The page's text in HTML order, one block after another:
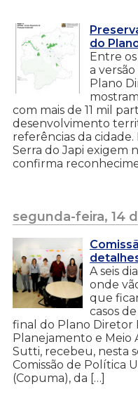
do
Entre
a
Plano
com mais de 11 mil
desenvolvimento
referências da cidade.
Serra do Japi exigem
confirma
segunda-feira, 14
A seis
onde
que
casos
final do Plano Diretor
Planejamento e Meio
Sutti, recebeu, nesta
Comissão de Política
(Copuma), da […]